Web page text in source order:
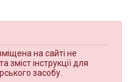
на сайті не
зміст інструкції для
засобу.